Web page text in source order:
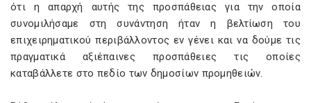
ότι η απαρχή αυτής της προσπάθειας για την οποία
συνομιλήσαμε στη συνάντηση ήταν η βελτίωση του
επιχειρηματικού περιβάλλοντος εν γένει και να δούμε τις
πραγματικά αξιέπαινες προσπάθειες τις οποίες
καταβάλλετε στο πεδίο των δημοσίων προμηθειών.